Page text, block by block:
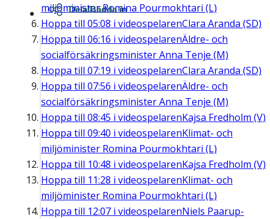
miljöminister Romina Pourmokhtari (L)
Hoppa till 05:08 i videospelarenClara Aranda (SD)
Hoppa till 06:16 i videospelarenÄldre- och
socialförsäkringsminister Anna Tenje (M)
Hoppa till 07:19 i videospelarenClara Aranda (SD)
Hoppa till 07:56 i videospelarenÄldre- och
socialförsäkringsminister Anna Tenje (M)
Hoppa till 08:45 i videospelarenKajsa Fredholm (V)
Hoppa till 09:40 i videospelarenKlimat- och
miljöminister Romina Pourmokhtari (L)
Hoppa till 10:48 i videospelarenKajsa Fredholm (V)
Hoppa till 11:28 i videospelarenKlimat- och
miljöminister Romina Pourmokhtari (L)
Hoppa till 12:07 i videospelarenNiels Paarup-
Dela/Bädda in